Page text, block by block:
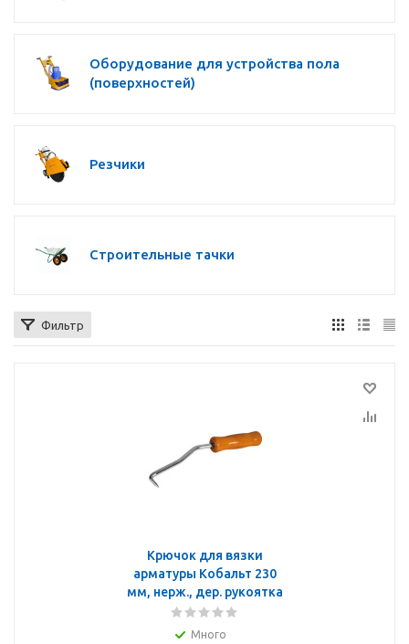
Оборудование для устройства пола
(поверхностей)
Резчики
Строительные тачки
Фильтр
Крючок для вязки
арматуры Кобальт 230
мм, нерж., дер. рукоятка
Много